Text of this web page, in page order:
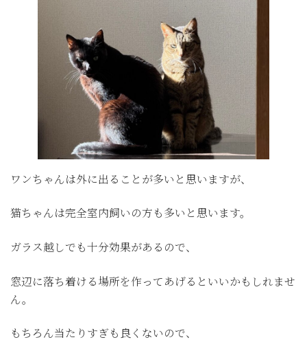
ワンちゃんは外に出ることが多いと思いますが、
猫ちゃんは完全室内飼いの方も多いと思います。
ガラス越しでも十分効果があるので、
窓辺に落ち着ける場所を作ってあげるといいかもしれませ
ん。
もちろん当たりすぎも良くないので、